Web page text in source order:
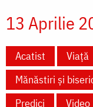
13 Aprilie
Acatist Viață
Mănăstiri și
Predici
Video